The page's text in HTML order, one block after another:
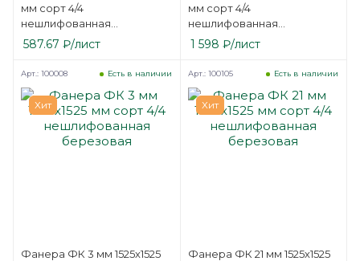
мм сорт 4/4
нешлифованная
березовая
587.67 ₽/лист
мм сорт 4/4
нешлифованная
березовая
1 598 ₽/лист
Хит
Фанера ФК 3 мм 1525х1525
Есть в наличии
Арт.: 100008
Хит
Фанера ФК 21 мм 1525х1525
Есть в наличии
Арт.: 100105